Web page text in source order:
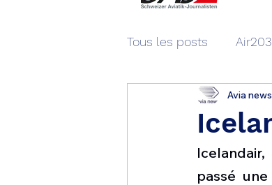
Tous les posts
Aviation & Défense
Patrimoine
Avia news
passé